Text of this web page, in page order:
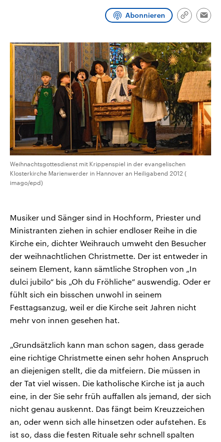
und Kandidaten der anstehenden Abonnieren
Link
Weihnachtsgottesdienst mit Krippenspiel in der evangelischen
Klosterkirche Marienwerder in Hannover an Heiligabend 2012 (
imago/epd)
Musiker und Sänger sind in Hochform, Priester und
Ministranten ziehen in schier endloser Reihe in die
Kirche ein, dichter Weihrauch umweht den Besucher
der weihnachtlichen Christmette. Der ist entweder in
seinem Element, kann sämtliche Strophen von „In
dulci jubilo“ bis „Oh du Fröhliche“ auswendig. Oder er
fühlt sich ein bisschen unwohl in seinem
Festtagsanzug, weil er die Kirche seit Jahren nicht
mehr von innen gesehen hat.
„Grundsätzlich kann man schon sagen, dass gerade
eine richtige Christmette einen sehr hohen Anspruch
an diejenigen stellt, die da mitfeiern. Die müssen in
der Tat viel wissen. Die katholische Kirche ist ja auch
eine, in der Sie sehr früh auffallen als jemand, der sich
nicht genau auskennt. Das fängt beim Kreuzzeichen
an, oder wenn sich alle hinsetzen oder aufstehen. Es
ist so, dass die festen Rituale sehr schnell spalten